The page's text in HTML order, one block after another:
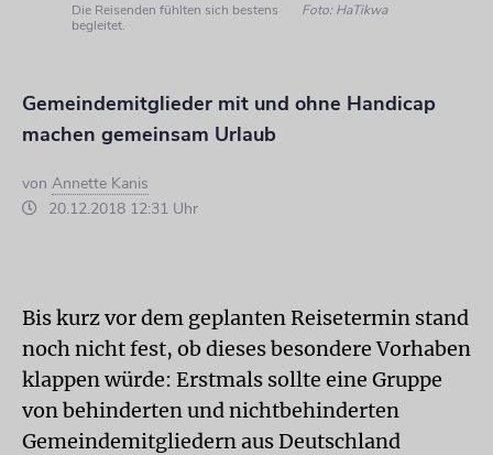
Die Reisenden fühlten sich bestens
begleitet.
Foto: HaTikwa
Gemeindemitglieder mit und ohne Handicap
machen gemeinsam Urlaub
von Annette Kanis
20.12.2018 12:31 Uhr
Bis kurz vor dem geplanten Reisetermin stand
noch nicht fest, ob dieses besondere Vorhaben
klappen würde: Erstmals sollte eine Gruppe
von behinderten und nichtbehinderten
Gemeindemitgliedern aus Deutschland